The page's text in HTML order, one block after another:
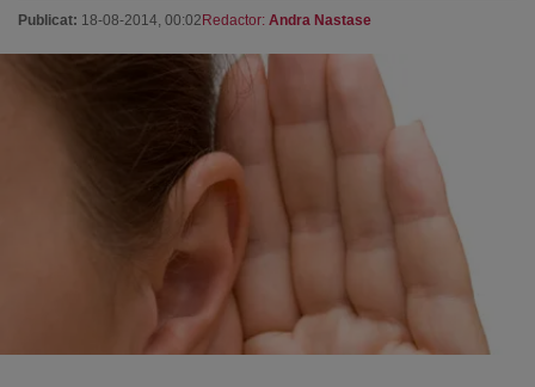
Publicat: 18-08-2014, 00:02 Redactor: Andra Nastase